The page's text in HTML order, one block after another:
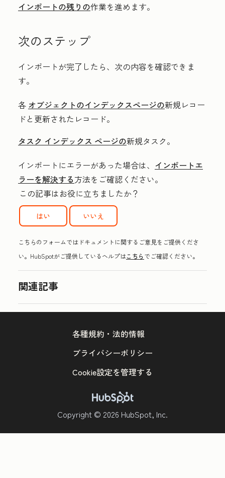
インポートの残りの作業を進めます。
次のステップ
インポートが完了したら、次の内容を確認できま
す。
各 オブジェクトのインデックスページの新規レコー
ドと更新されたレコード。
タスク インデックス ページの新規タスク。
インポートにエラーがあった場合は、 インポートエ
ラーを解決する方法をご確認ください。
この記事はお役に立ちましたか？
はい いいえ
こちらのフォームではドキュメントに関するご意見をご提供くださ
い。HubSpotがご提供しているヘルプはこちらでご確認ください。
関連記事
Copyright © 2026 HubSpot, Inc.
各種規約・法的情報
プライバシーポリシー
Cookie設定を管理する